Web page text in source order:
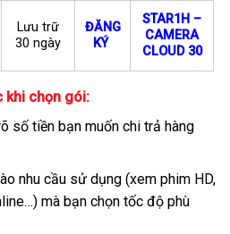
Lưu trữ
30 ngày
ĐĂNG
KÝ
STAR1H –
CAMERA
CLOUD 30
khi chọn gói:
số tiền bạn muốn chi trả hàng
nhu cầu sử dụng (xem phim HD,
mà bạn chọn tốc độ phù